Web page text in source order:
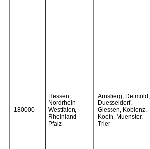
180000
Hessen,
Nordrhein-
Westfalen,
Rheinland-
Pfalz
Arnsberg, Detmold,
Duesseldorf,
Giessen, Koblenz,
Koeln, Muenster,
Trier